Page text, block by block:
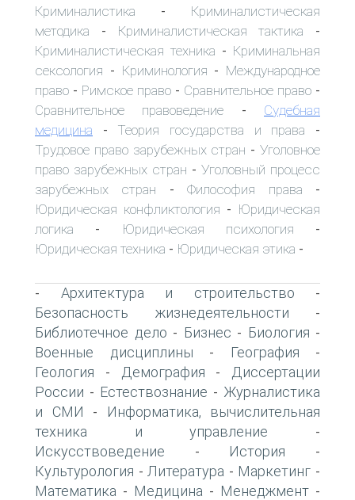
Криминалистика - Криминалистическая
методика - Криминалистическая тактика -
Криминалистическая техника - Криминальная
сексология - Криминология - Международное
право - Римское право - Сравнительное право -
Сравнительное правоведение - Судебная
медицина - Теория государства и права -
Трудовое право зарубежных стран -Уголовное
право зарубежных стран - Уголовный процесс
зарубежных стран -Философия права -
Юридическая конфликтология - Юридическая
логика - Юридическая психология -
Юридическая техника - Юридическая этика -
- Архитектура и строительство -
Безопасность жизнедеятельности -
Библиотечное дело - Бизнес - Биология -
Военные дисциплины - География -
Геология - Демография -
Диссертации
России - Естествознание - Журналистика
и СМИ -
Информатика, вычислительная
техника и управление -
Искусствоведение - История -
Культурология - Литература - Маркетинг -
Математика - Медицина - Менеджмент -